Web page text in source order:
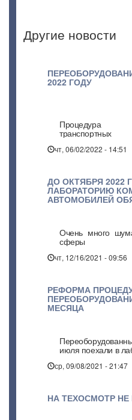
Другие новости
2022 ГОДУ
Процедура
транспортных
чт, 06/02/2022 - 14:51
ДО ОКТЯБРЯ 2022
ЛАБОРАТОРИЮ
АВТОМОБИЛЕЙ
Очень много
сферы
чт, 12/16/2021 - 09:56
РЕФОРМА
МЕСЯЦА
июля поехали в
ср, 09/08/2021 - 21:47
НА ТЕХОСМОТР НЕ